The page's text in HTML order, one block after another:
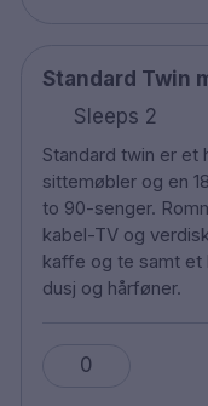
9 minutter
20 minutter
1,4 km til
11 minutter
Standard Twin
Sleeps 2
Standard twin er et
sittemøbler og en
to 90-senger.
kabel-TV og
kaffe og te samt et
dusj og hårføner.
0